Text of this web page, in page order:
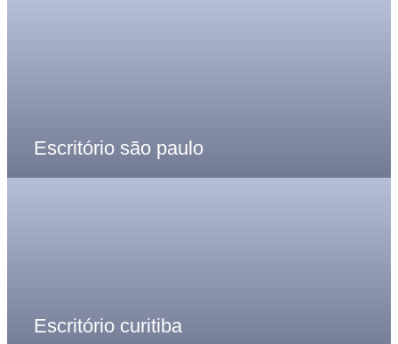
Escritório são paulo
Escritório curitiba